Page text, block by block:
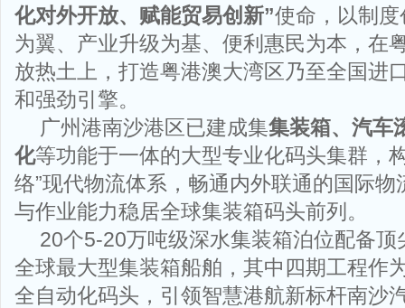
化对外开放、赋能贸易创新”使命，以制
为翼、产业升级为基、便利惠民为本，在
放热土上，打造粤港澳大湾区乃至全国进
和强劲引擎。
广州港南沙港区已建成集集装箱、汽车
化等功能于一体的大型专业化码头集群，
络”现代物流体系，畅通内外联通的国际
与作业能力稳居全球集装箱码头前列。
20个5-20万吨级深水集装箱泊位配备
全球最大型集装箱船舶，其中四期工程作
全自动化码头，引领智慧港航新标杆南沙